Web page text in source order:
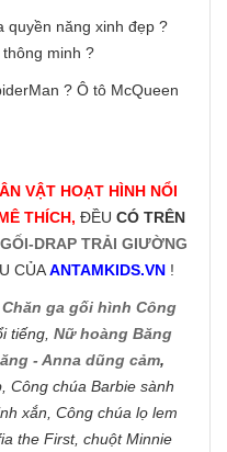
quyền năng xinh đẹp ?
minh ?
? Ô tô McQueen
VẬT HOẠT HÌNH NỔI
THÍCH, ĐỀU CÓ TRÊN
DRAP TRẢI GIƯỜNG
CỦAANTAMKIDS.VN !
Chăn ga gối hình Công
tiếng, Nữ hoàng Băng
- Anna dũng cảm,
Công chúa Barbie sành
xắn, Công chúa lọ lem
the First, chuột Minnie